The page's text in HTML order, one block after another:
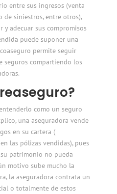
entre sus ingresos (venta
de siniestros, entre otros),
adecuar sus compromisos
puede suponer una
permite seguir
seguros compartiendo los
como un seguro
una aseguradora vende
en su cartera (
las pólizas vendidas), pues
patrimonio no pueda
motivo sube mucho la
la aseguradora contrata un
o totalmente de estos